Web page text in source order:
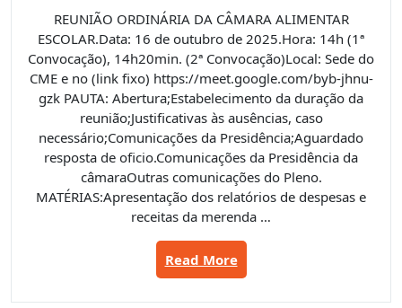
REUNIÃO ORDINÁRIA DA CÂMARA ALIMENTAR
ESCOLAR.Data: 16 de outubro de 2025.Hora: 14h (1ª
Convocação), 14h20min. (2ª Convocação)Local: Sede do
CME e no (link fixo) https://meet.google.com/byb-jhnu-
gzk PAUTA: Abertura;Estabelecimento da duração da
reunião;Justificativas às ausências, caso
necessário;Comunicações da Presidência;Aguardado
resposta de oficio.Comunicações da Presidência da
câmaraOutras comunicações do Pleno.
MATÉRIAS:Apresentação dos relatórios de despesas e
receitas da merenda …
Read More“Pauta
do
dia